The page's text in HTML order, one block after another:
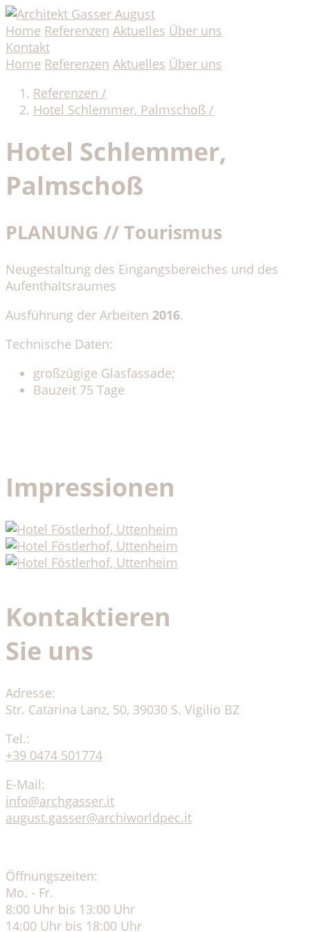
Home Referenzen Aktuelles Über uns
Kontakt
Home Referenzen Aktuelles Über uns
Referenzen /
Hotel Schlemmer, Palmschoß /
Hotel Schlemmer,
Palmschoß
PLANUNG // Tourismus
Neugestaltung des Eingangsbereiches und des
Aufenthaltsraumes
Ausführung der Arbeiten 2016.
Technische Daten:
großzügige Glasfassade;
Bauzeit 75 Tage
Impressionen
Kontaktieren
Sie uns
Adresse:
Str. Catarina Lanz, 50, 39030 S. Vigilio BZ
Tel.:
+39 0474 501774
E-Mail:
info@archgasser.it
august.gasser@archiworldpec.it
Öffnungszeiten:
Mo. - Fr.
8:00 Uhr bis 13:00 Uhr
14:00 Uhr bis 18:00 Uhr